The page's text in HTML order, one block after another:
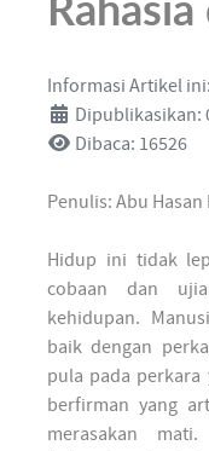
Informasi Artikel ini:
Dipublikasikan:
Dibaca: 16526
Penulis: Abu Hasan
Hidup ini tidak
cobaan dan
kehidupan.
baik dengan
pula pada perkara
berfirman yang
merasakan